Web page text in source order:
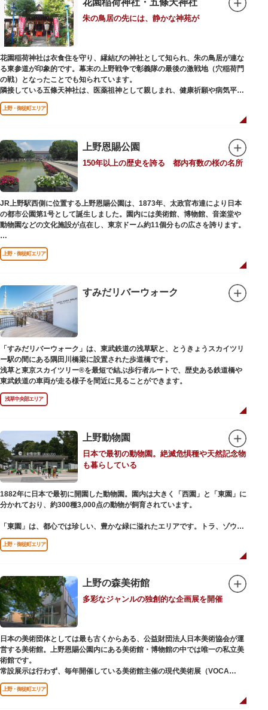
くの闇市が的屋の仕切りであったのに対して、アメ横は満州からの復員兵が
共同体となり連合会を結成。出店を統制し、商店街が形成されました。
当時、JR上野駅のすぐ南に発生した闇市は、飴を販売する屋台があったこと
から「アメヤ横丁（飴屋通り）」と呼ばれるように。反対側のJR御徒町付近
には、アメリカ進駐軍の放出物資を販売する店ができたので「アメリカ横丁
（アメリカ通り）」と呼ばれるようになりました。この2つのエリアが統合
され、今の「アメ横」になったと言われています。
朱の鳥居の先には、静かな神苑が
花園稲荷神社は衣食住を守り、縁結びの神社として知られ、朱の鳥居が連な
る東参道が印象的です。幕末の上野戦争で彰義隊の最後の激戦地（穴稲荷門
の戦）となったことでも知られています。
隣接している五條天神社は、医薬祖神として親しまれ、健康祈願や病気平癒
祈願の参拝者が多く、相殿には菅原道真公も祀られています。
境内がつながっており、まるでひとつの神社かのように並んで鎮座していま
すが、それぞれ別々の由緒の独立した神社です。どちらの御朱印も五條天神
参拝は6:00～17:00（御朱印の授与は9:00～17:00）
上野・御徒町エリア
上野恩賜公園
150年以上の歴史を誇る 都内有数の桜の名所
JR上野駅西側に位置する上野恩賜公園は、1873年、太政官布達により日本
の都市公園第1号として誕生しました。園内には美術館、博物館、音楽堂や
動物園などの文化施設が点在し、東京ドーム約11個分もの広さを誇ります。
ソメイヨシノやヤマザクラなど約1,200本の桜が植えられた園内は、桜の名
所としても有名。シーズンにはライトアップされた夜桜が一層風情を添え、
例年延べ330万人近い人出となります。不忍池（しのばずのいけ）は江戸時
ので、バードウォッチングを楽しむ人の姿も見られるスポットです。
美術館や博物館で国内外の芸術作品や文化・自然科学に触れたり、歴史の薫
りを感じながら史跡巡りを楽しんではいかがでしょうか。1日では見てまわ
りきれないほどの魅力にあふれた公園です。
上野・御徒町エリア
すみだリバーウォーク
「すみだリバーウォーク」は、東武鉄道の浅草駅と、とうきょうスカイツリ
ー駅の間にある隅田川橋梁に設置された歩道橋です。
浅草と東京スカイツリー®を最短で結ぶ歩行者ルートで、歴史ある鉄道橋や
東武鉄道の車両が走る様子を間近に見ることができます。
浅草中央部エリア
上野動物園
日本で最初の動物園。絶滅危惧種や天然記念物
も暮らしている
1882年に日本で最初に開園した動物園。園内は大きく「西園」と「東園」に
分かれており、約300種3,000点の動物が飼育されています。
「東園」は、都心では珍しい、豊かな緑に溢れたエリアです。トラ、ゾウな
どが住む森エリアや、ホッキョクグマやアザラシが住む海エリアでは、水浴
びなど迫力あるシーンが目撃できることもあります。国指定重要文化財の
一方「西園」は、蓮の名所としても知られる風光明媚な「不忍池」のほとり
に位置する区域。キリンやサイなどの人気動物をはじめ、アイアイや“動か
ない鳥”として話題のハシビロコウなどユニークな種も見られます。
子ども動物園「すてっぷ」では、小動物を間近で観察することを通じて、命
の大切さや生きものの魅力が学べる体験プログラムが実施されています。
歩き疲れたり、お腹が空いてきたら、園内にいくつかあるフードショップで
休憩しましょう。それぞれのお店で、動物たちをモチーフにした可愛いフー
ドやスイーツが食べられます。オリジナルグッズを取り扱うギフトショップ
も必見です。
上野・御徒町エリア
上野の森美術館
多彩なジャンルの独創的な企画展を開催
日本の美術団体としては最も古くからある、公益財団法人日本美術協会が運
営する美術館。上野恩賜公園内にある美術館・博物館の中では唯一の私立美
術館です。
常設展示は行わず、毎年開催している美術館主催の現代美術展（VOCA
展）、公募展（上野の森美術館大賞展、日本の自然を描く展）のほか、マン
ガから書展にいたるまで定期的に多彩なジャンルの独創的な企画展を開催し
上野・御徒町エリア